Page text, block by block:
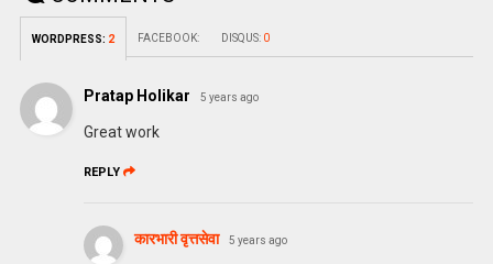
WORDPRESS: 2 FACEBOOK: DISQUS: 0
Pratap Holikar 5 years ago
Great work
REPLY
कारभारी वृत्तसेवा 5 years ago